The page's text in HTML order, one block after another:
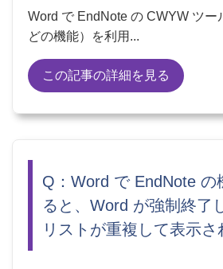
Word で EndNote の CWYW ツー
どの機能）を利用...
この記事の詳細を見る
Q：Word で EndNote の
ると、Word が強制終了
リストが重複して表示さ